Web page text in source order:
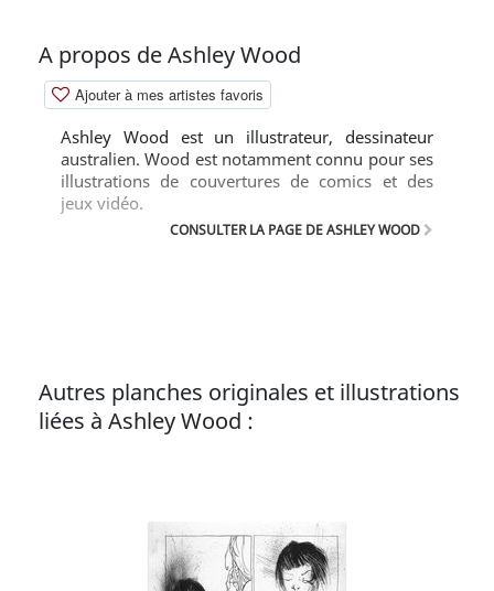
A propos de Ashley Wood
Ajouter à mes artistes favoris
Ashley Wood est un illustrateur, dessinateur
australien. Wood est notamment connu pour ses
illustrations de couvertures de comics et des
jeux vidéo.
CONSULTER LA PAGE DE ASHLEY WOOD
Autres planches originales et illustrations
liées à Ashley Wood :